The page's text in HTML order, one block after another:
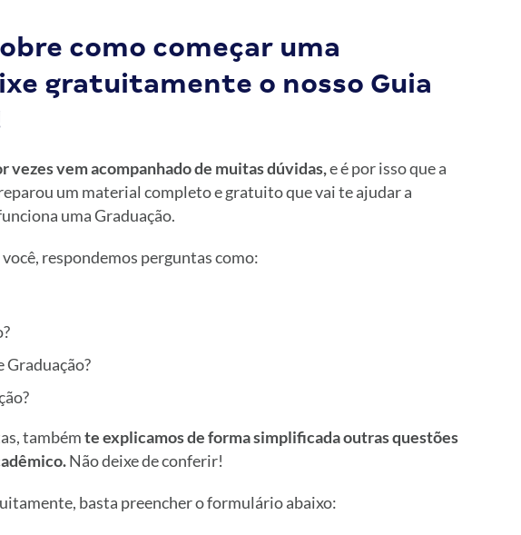
como começar uma
gratuitamente o nosso Guia
vezes vem acompanhado de muitas dúvidas,e é por isso que a
um material completo e gratuito que vai te ajudar a
uma Graduação.
respondemos perguntas como:
Graduação?
tambémte explicamos de forma simplificada outras questões
Não deixe de conferir!
basta preencher o formulário abaixo: